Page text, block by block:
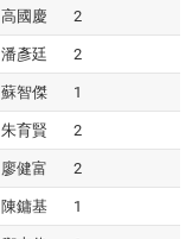
高國慶 2
潘彥廷 2
蘇智傑 1
朱育賢 2
廖健富 2
陳鏞基 1